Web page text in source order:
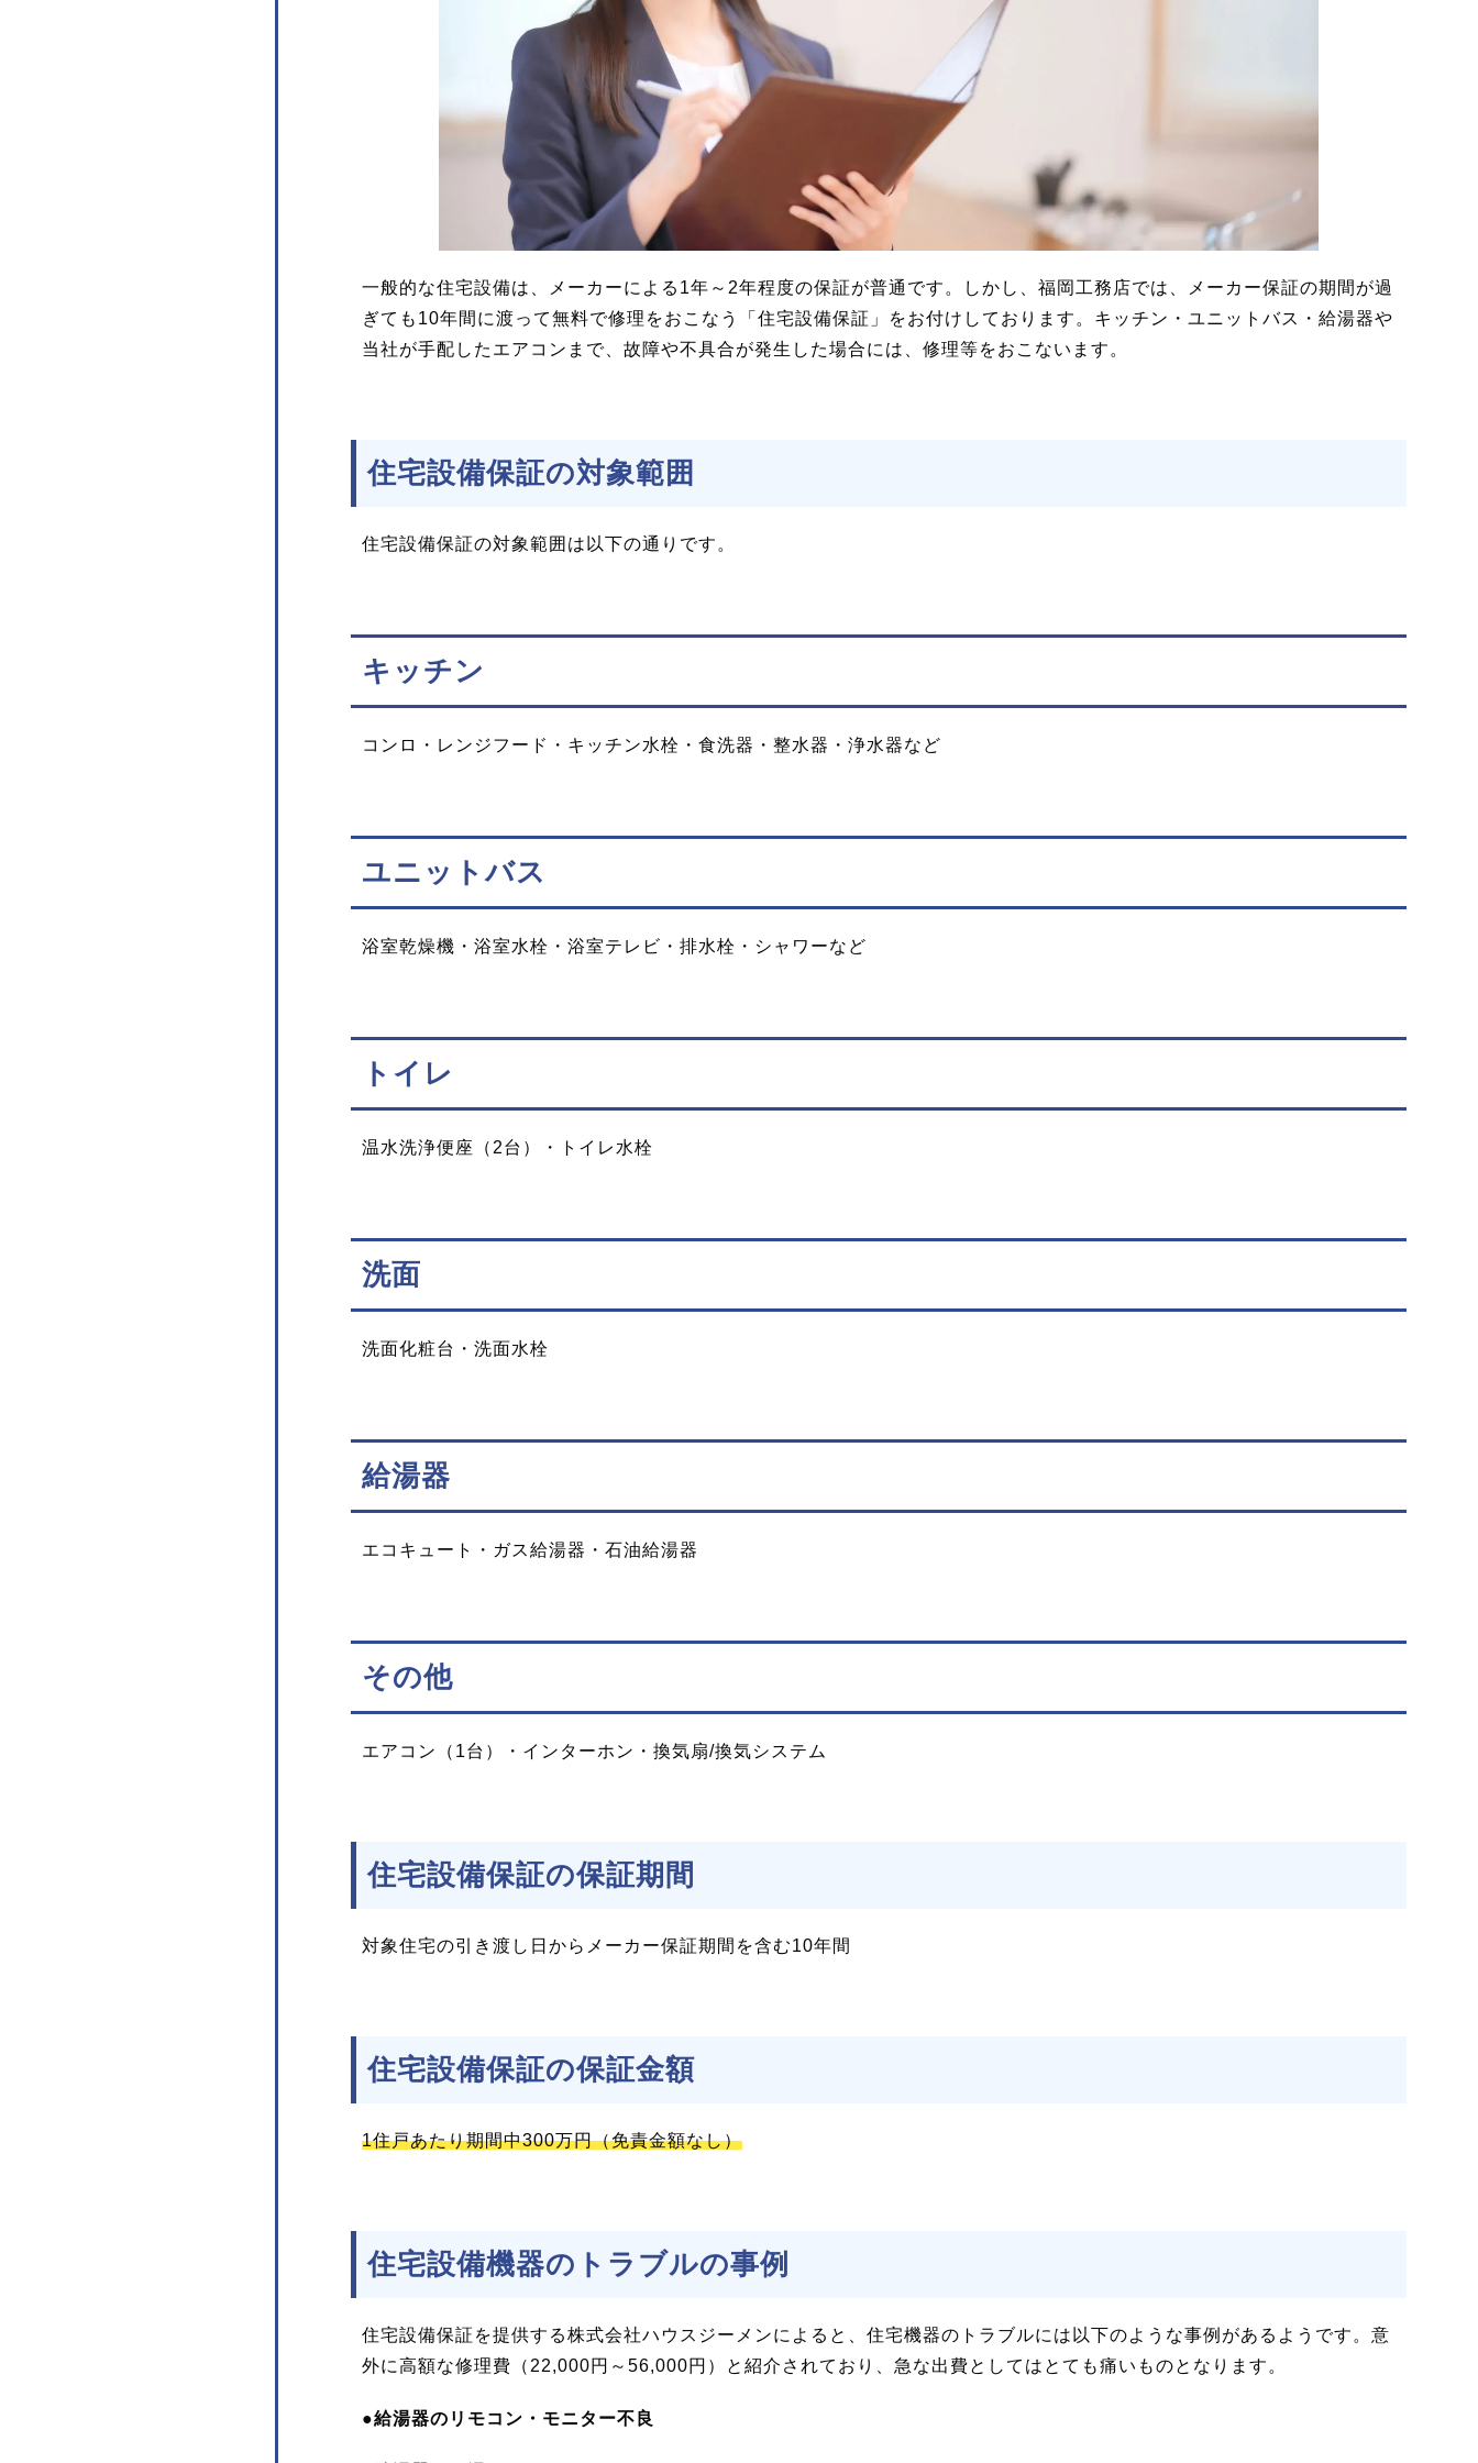
一般的な住宅設備は、メーカーによる1年～2年程度の保証が普通です。しかし、福岡工務店では、メーカー保証の期間が過
ぎても10年間に渡って無料で修理をおこなう「住宅設備保証」をお付けしております。キッチン・ユニットバス・給湯器や
当社が手配したエアコンまで、故障や不具合が発生した場合には、修理等をおこないます。
住宅設備保証の対象範囲
住宅設備保証の対象範囲は以下の通りです。
キッチン
コンロ・レンジフード・キッチン水栓・食洗器・整水器・浄水器など
ユニットバス
浴室乾燥機・浴室水栓・浴室テレビ・排水栓・シャワーなど
トイレ
温水洗浄便座（2台）・トイレ水栓
洗面
洗面化粧台・洗面水栓
給湯器
エコキュート・ガス給湯器・石油給湯器
その他
エアコン（1台）・インターホン・換気扇/換気システム
住宅設備保証の保証期間
対象住宅の引き渡し日からメーカー保証期間を含む10年間
住宅設備保証の保証金額
1住戸あたり期間中300万円（免責金額なし）
住宅設備機器のトラブルの事例
住宅設備保証を提供する株式会社ハウスジーメンによると、住宅機器のトラブルには以下のような事例があるようです。意
外に高額な修理費（22,000円～56,000円）と紹介されており、急な出費としてはとても痛いものとなります。
●給湯器のリモコン・モニター不良